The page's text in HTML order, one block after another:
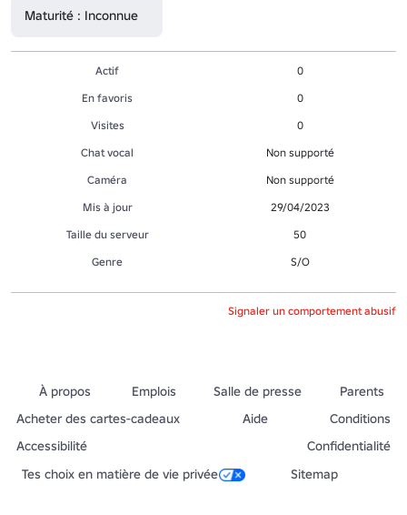
Maturité : Inconnue
Actif
0
En favoris
0
Visites
0
Chat vocal
Non supporté
Caméra
Non supporté
Mis à jour
29/04/2023
Taille du serveur
50
Genre
S/O
Signaler un comportement abusif
À propos Emplois Salle de presse
Parents
Acheter des cartes-cadeaux
Aide
Conditions
Accessibilité
Confidentialité
Tes choix en matière de vie privée
Sitemap